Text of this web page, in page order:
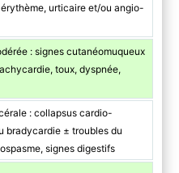
urticaire et/ou angio-
: signes cutanéomuqueux
toux, dyspnée,
: collapsus cardio-
bradycardie ± troubles du
signes digestifs